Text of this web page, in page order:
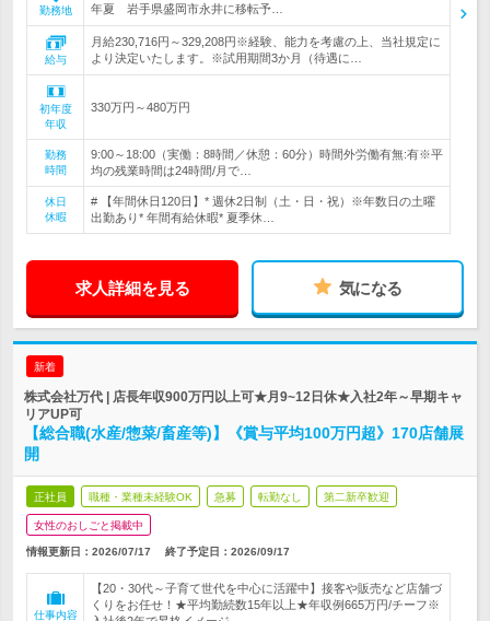
勤務地
年夏 岩手県盛岡市永井に移転予…
給与
月給230,716円～329,208円※経験、能力を考慮の上、当社規定に
より決定いたします。※試用期間3か月（待遇に…
初年度
年収
330万円～480万円
勤務
時間
9:00～18:00（実働：8時間／休憩：60分）時間外労働有無:有※平
均の残業時間は24時間/月で…
休日
休暇
# 【年間休日120日】* 週休2日制（土・日・祝）※年数日の土曜
出勤あり* 年間有給休暇* 夏季休…
求人詳細を見る 気になる
新着
株式会社万代 | 店長年収900万円以上可★月9~12日休★入社2年～早期キャ
リアUP可
【総合職(水産/惣菜/畜産等)】《賞与平均100万円超》170店舗展
開
正社員 職種・業種未経験OK 急募 転勤なし 第二新卒歓迎
女性のおしごと掲載中
情報更新日：2026/07/17 終了予定日： 2026/09/17
仕事内容
【20・30代～子育て世代を中心に活躍中】接客や販売など店舗づ
くりをお任せ！★平均勤続数15年以上★年収例665万円/チーフ※